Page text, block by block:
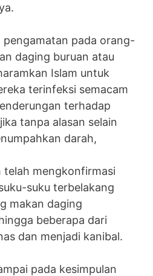
pengamatan pada orang-
daging buruan atau
Islam untuk
terinfeksi semacam
terhadap
tanpa alasan selain
darah,
telah mengkonfirmasi
suku terbelakang
makan daging
beberapa dari
dan menjadi kanibal.
pada kesimpulan